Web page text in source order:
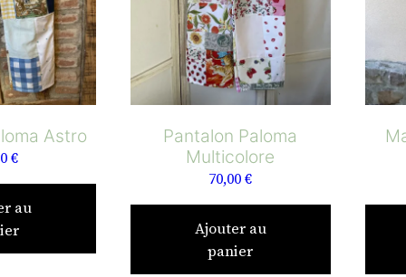
Astro
€
au
Pantalon Paloma
Multicolore
70,00€
Ajouter au
panier